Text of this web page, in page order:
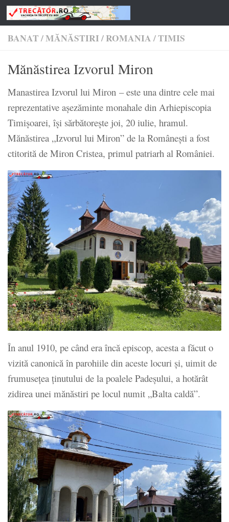
Skip to content
BANAT/MĂNĂSTIRI/ROMANIA/TIMIS
Mănăstirea Izvorul Miron
Manastirea Izvorul lui Miron – este una dintre cele mai
reprezentative așezăminte monahale din Arhiepiscopia
Timișoarei, își sărbătorește joi, 20 iulie, hramul.
Mănăstirea „Izvorul lui Miron” de la Româneşti a fost
ctitorită de Miron Cristea, primul patriarh al României.
În anul 1910, pe când era încă episcop, acesta a făcut o
vizită canonică în parohiile din aceste locuri şi, uimit de
frumuseţea ţinutului de la poalele Padeşului, a hotărât
zidirea unei mănăstiri pe locul numit „Balta caldă”.